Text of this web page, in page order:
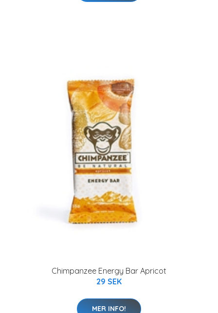
Chimpanzee Energy Bar Apricot
29 SEK
MER INFO!